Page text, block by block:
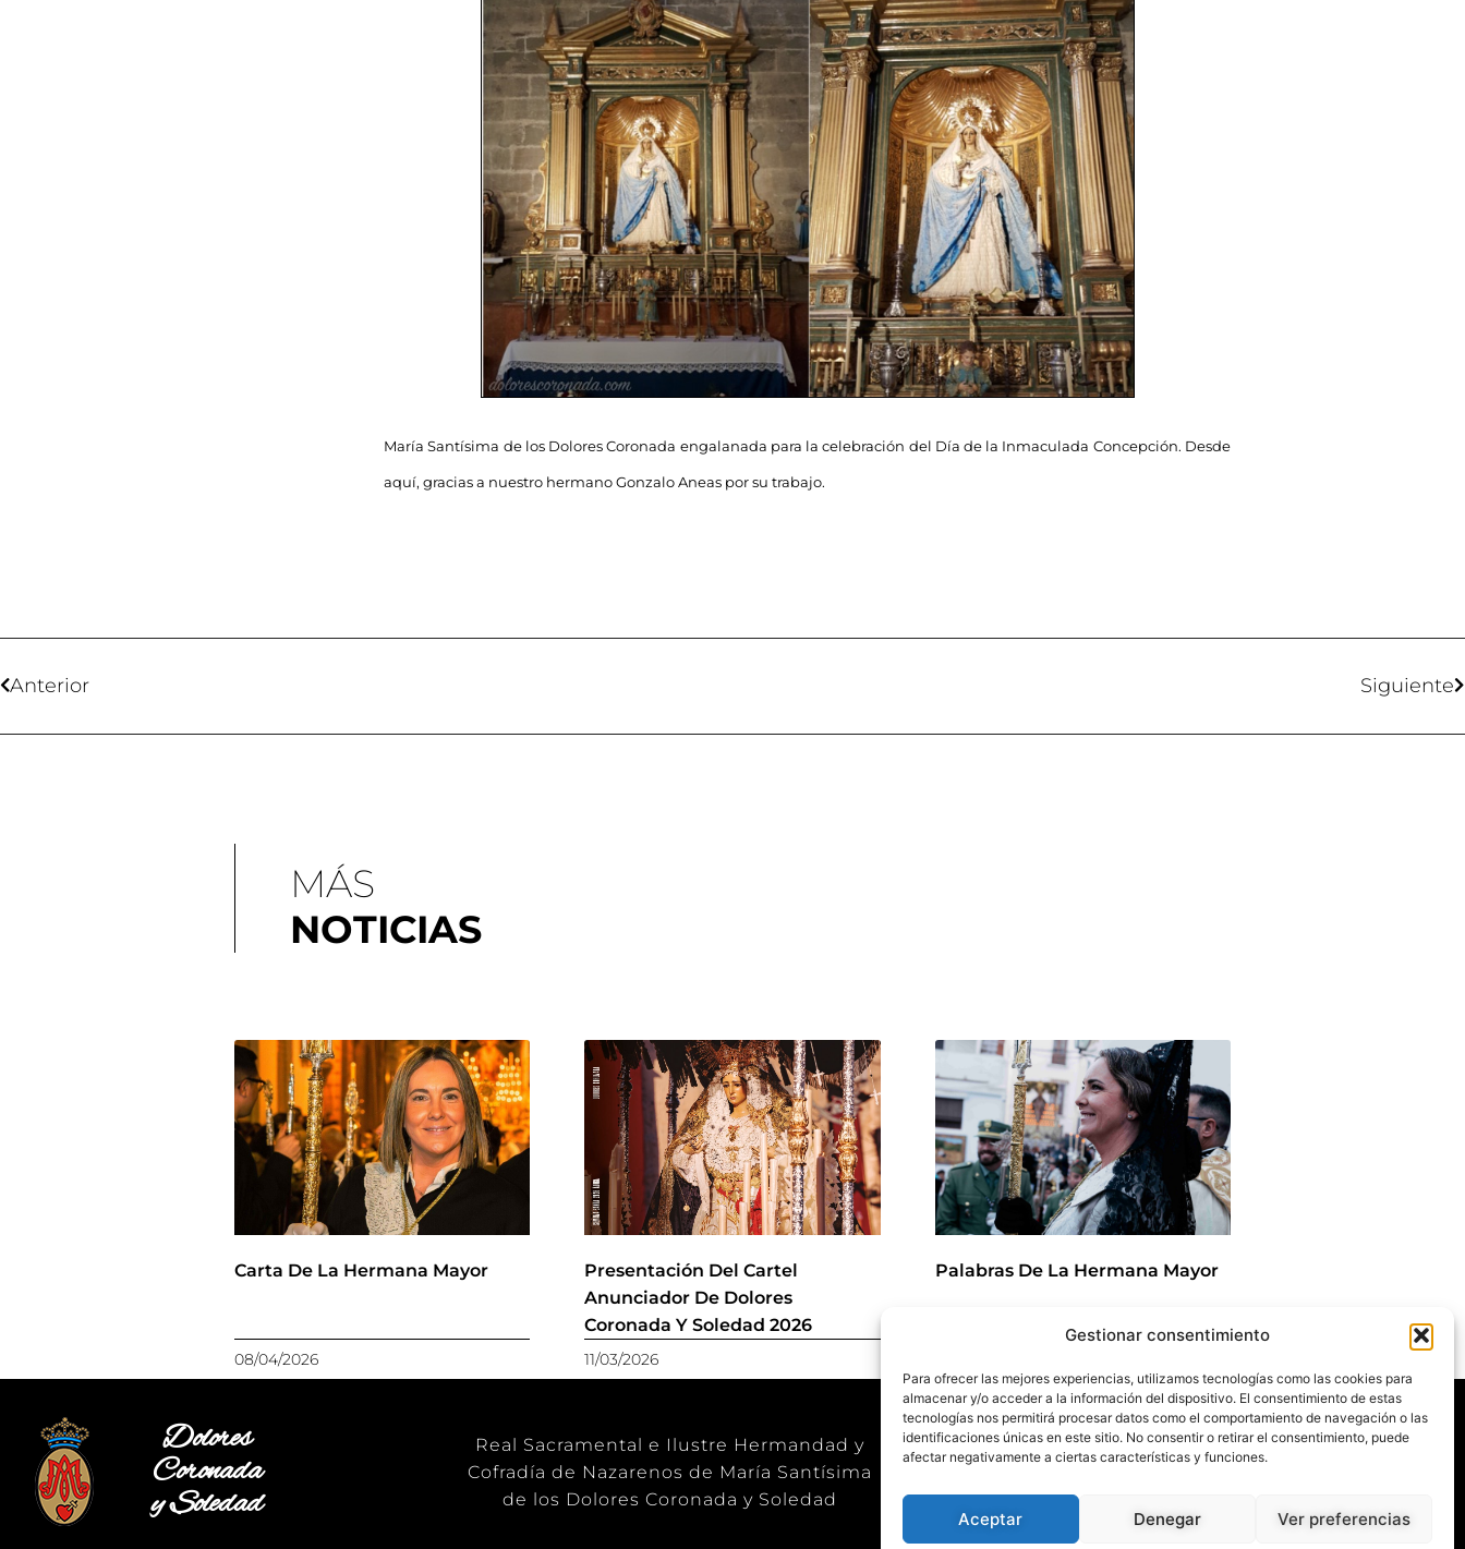
Gestionar consentimiento
Para ofrecer las mejores experiencias, utilizamos tecnologías como las cookies para
almacenar y/o acceder a la información del dispositivo. El consentimiento de estas
tecnologías nos permitirá procesar datos como el comportamiento de navegación o las
identificaciones únicas en este sitio. No consentir o retirar el consentimiento, puede
afectar negativamente a ciertas características y funciones.
Aceptar Denegar Ver preferencias
María Santísima de los Dolores Coronada engalanada para la celebración del Día de la Inmaculada Concepción. Desde
aquí, gracias a nuestro hermano Gonzalo Aneas por su trabajo.
Anterior Siguiente
MÁS
NOTICIAS
Carta De La Hermana Mayor
08/04/2026
Presentación Del Cartel
Anunciador De Dolores
Coronada Y Soledad 2026
11/03/2026
Palabras De La Hermana Mayor
Dolores
Coronada
y Soledad
Real Sacramental e Ilustre Hermandad y
Cofradía de Nazarenos de María Santísima
de los Dolores Coronada y Soledad
La Despedía
Titulares
Banda CC.TT
Legión
Agenda
Blog
Contacto